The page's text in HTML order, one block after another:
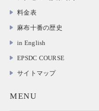
料金表
麻布十番の歴史
in English
EPSDC COURSE
サイトマップ
MENU